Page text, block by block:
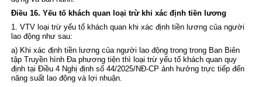
Điều 16. Yếu tố khách quan loại trừ khi xác định tiền lương
1. VTV loại trừ yếu tố khách quan khi xác định tiền lương của người
lao động như sau:
a) Khi xác định tiền lương của người lao động trong trong Ban Biên
tập Truyền hình Đa phương tiện thì loại trừ yếu tố khách quan quy
định tạiĐiều 4 Nghị định số 44/2025/NĐ-CP ảnh hưởng trực tiếp đến
năng suất lao động và lợi nhuận.